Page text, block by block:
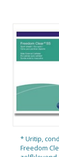
* Uritip,
Freedom